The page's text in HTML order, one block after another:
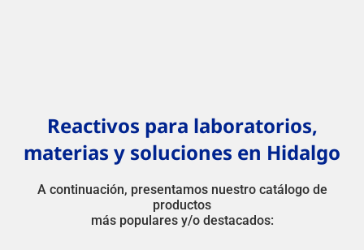
Reactivos para laboratorios,
materias y soluciones en Hidalgo
A continuación, presentamos nuestro catálogo de
productos
más populares y/o destacados: